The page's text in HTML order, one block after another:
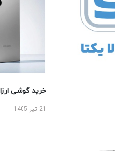
خرید گوشی ارزان